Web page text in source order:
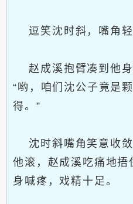
逗笑沈时斜，嘴角轻
赵成溪抱臂凑到他身
“哟，咱们沈公子竟是
得。”
沈时斜嘴角笑意收敛
他滚，赵成溪吃痛地捂
身喊疼，戏精十足。